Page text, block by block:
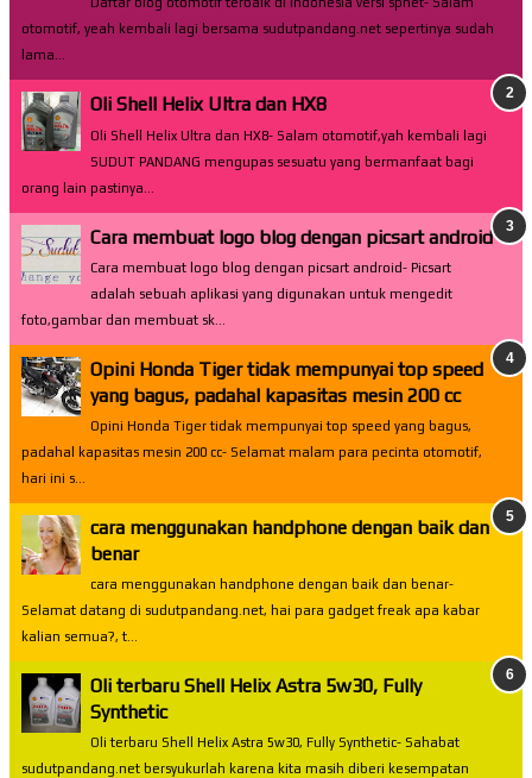
otomotif, yeah kembali lagi bersama sudutpandang.net sepertinya sudah
lama...
Oli Shell Helix Ultra dan HX8
Oli Shell Helix Ultra dan HX8- Salam otomotif,yah kembali lagi
SUDUT PANDANG mengupas sesuatu yang bermanfaat bagi
orang lain pastinya...
Cara membuat logo blog dengan picsart android
Cara membuat logo blog dengan picsart android- Picsart
adalah sebuah aplikasi yang digunakan untuk mengedit
foto,gambar dan membuat sk...
Opini Honda Tiger tidak mempunyai top speed
yang bagus, padahal kapasitas mesin 200 cc
Opini Honda Tiger tidak mempunyai top speed yang bagus,
padahal kapasitas mesin 200 cc- Selamat malam para pecinta otomotif,
hari ini s...
cara menggunakan handphone dengan baik dan
benar
cara menggunakan handphone dengan baik dan benar-
Selamat datang di sudutpandang.net, hai para gadget freak apa kabar
kalian semua?, t...
Oli terbaru Shell Helix Astra 5w30, Fully
Synthetic
Oli terbaru Shell Helix Astra 5w30, Fully Synthetic- Sahabat
sudutpandang.net bersyukurlah karena kita masih diberi kesempatan